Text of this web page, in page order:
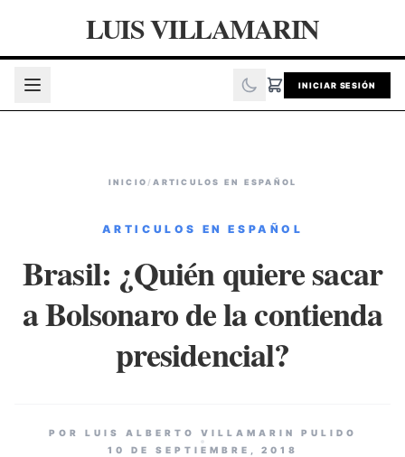
LUIS VILLAMARIN
INICIAR SESIÓN
INICIO /ARTICULOS EN ESPAÑOL
ARTICULOS EN ESPAÑOL
Brasil: ¿Quién quiere sacar
a Bolsonaro de la contienda
presidencial?
POR LUIS ALBERTO VILLAMARIN PULIDO
10 DE SEPTIEMBRE, 2018